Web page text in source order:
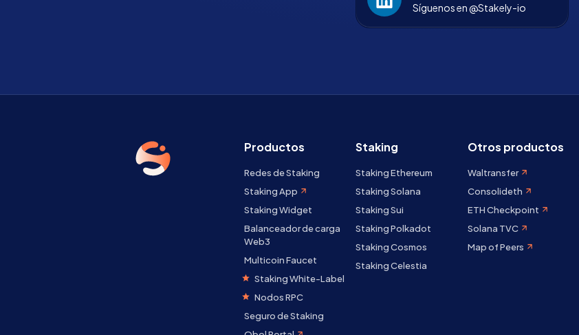
Síguenos en @Stakely-io
Productos
Redes de Staking
Staking App
Staking Widget
Balanceador de carga
Web3
Multicoin Faucet
Staking White-Label
Nodos RPC
Seguro de Staking
Staking
Staking Ethereum
Staking Solana
Staking Sui
Staking Polkadot
Staking Cosmos
Staking Celestia
Otros productos
Waltransfer
Consolideth
ETH Checkpoint
Solana TVC
Map of Peers